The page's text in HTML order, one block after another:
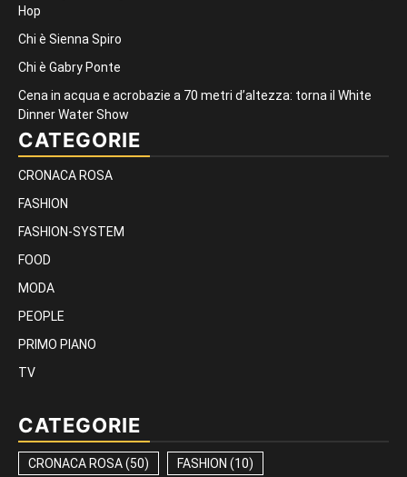
Hop
Chi è Sienna Spiro
Chi è Gabry Ponte
Cena in acqua e acrobazie a 70 metri d’altezza: torna il White
Dinner Water Show
CATEGORIE
CRONACA ROSA
FASHION
FASHION-SYSTEM
FOOD
MODA
PEOPLE
PRIMO PIANO
TV
CATEGORIE
CRONACA ROSA(50) FASHION (10)